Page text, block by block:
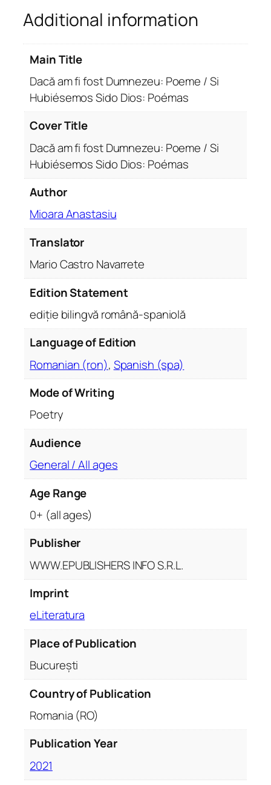
u
m
n
m
S
s
m
o
:
é
m
n
t
Additional information
Main Title
Dacă am fi fost Dumnezeu: Poeme / Si
Hubiésemos Sido Dios: Poémas
Cover Title
Dacă am fi fost Dumnezeu: Poeme / Si
Hubiésemos Sido Dios: Poémas
Author
Mioara Anastasiu
Translator
Mario Castro Navarrete
Edition Statement
ediție bilingvă română-spaniolă
Language of Edition
Romanian (ron), Spanish (spa)
Mode of Writing
Poetry
Audience
General / All ages
Age Range
0+ (all ages)
Publisher
WWW.EPUBLISHERS INFO S.R.L.
Imprint
eLiteratura
Place of Publication
București
Country of Publication
Romania (RO)
Publication Year
2021